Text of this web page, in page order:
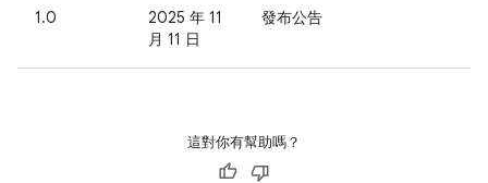
1.0
2025 年 11
月 11 日
發布公告
這對你有幫助嗎？